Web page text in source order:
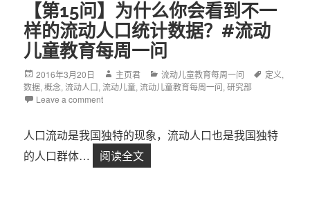
【第15问】为什么你会看到不一
样的流动人口统计数据？#流动
儿童教育每周一问
Posted
on
2016年3月20日 Author
主页君 Categories
流动儿童教育每周一问 Tags
定义,
数据,概念,流动人口,流动儿童,流动儿童教育每周一问,研究部
Leave a comment
人口流动是我国独特的现象，流动人口也是我国独特
的人口群体…
阅读全文